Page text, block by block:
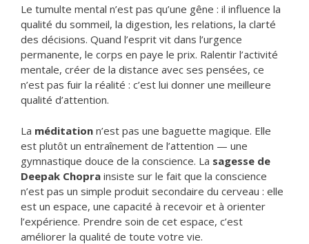
Le tumulte mental n’est pas qu’une gêne : il influence la
qualité du sommeil, la digestion, les relations, la clarté
des décisions. Quand l’esprit vit dans l’urgence
permanente, le corps en paye le prix. Ralentir l’activité
mentale, créer de la distance avec ses pensées, ce
n’est pas fuir la réalité : c’est lui donner une meilleure
qualité d’attention.
La méditation n’est pas une baguette magique. Elle
est plutôt un entraînement de l’attention — une
gymnastique douce de la conscience. La sagesse de
Deepak Chopra insiste sur le fait que la conscience
n’est pas un simple produit secondaire du cerveau : elle
est un espace, une capacité à recevoir et à orienter
l’expérience. Prendre soin de cet espace, c’est
améliorer la qualité de toute votre vie.